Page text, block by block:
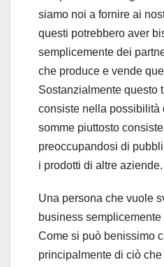
siamo noi a fornire ai
questi potrebbero aver
semplicemente dei
che produce e vende
Sostanzialmente questo
consiste nella possibilità
somme piuttosto
preoccupandosi di
i prodotti di altre aziende.
Una persona che vuole
business semplicemente
Come si può benissimo
principalmente di ciò